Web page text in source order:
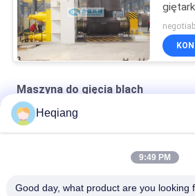
Maszyna do gięcia blach
Giętarka do blach rolkowych typu Level
Heqiang
9:49 PM
Good day, what product are you looking